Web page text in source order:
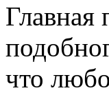
Главная
что